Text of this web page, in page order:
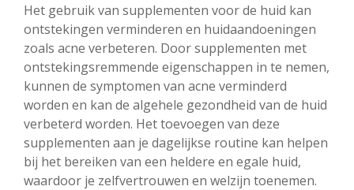
Het gebruik van supplementen voor de huid kan
ontstekingen verminderen en huidaandoeningen
zoals acne verbeteren. Door supplementen met
ontstekingsremmende eigenschappen in te nemen,
kunnen de symptomen van acne verminderd
worden en kan de algehele gezondheid van de huid
verbeterd worden. Het toevoegen van deze
supplementen aan je dagelijkse routine kan helpen
bij het bereiken van een heldere en egale huid,
waardoor je zelfvertrouwen en welzijn toenemen.